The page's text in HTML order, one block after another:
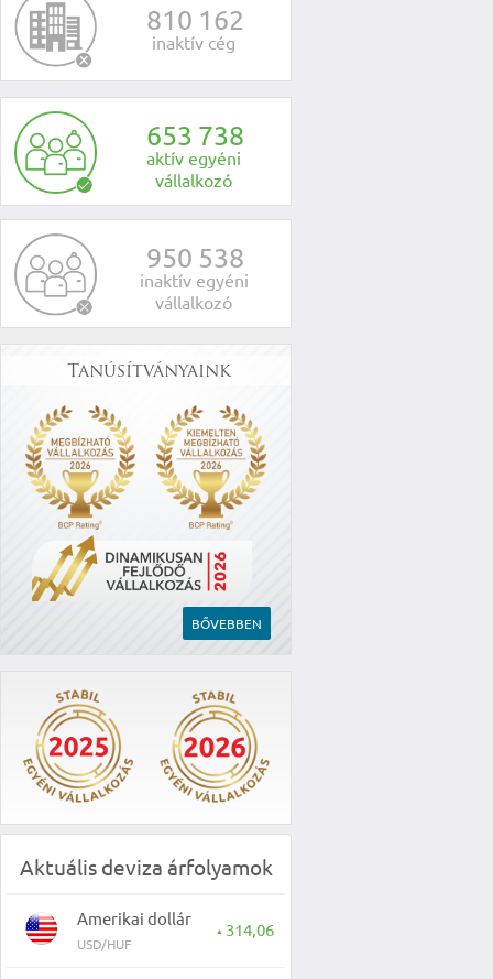
810 162
inaktív cég
653 738
aktív egyéni
vállalkozó
950 538
inaktív egyéni
vállalkozó
Tanúsítványaink
BŐVEBBEN
Aktuális deviza árfolyamok
Amerikai dollár
USD/HUF
▲ 314,06